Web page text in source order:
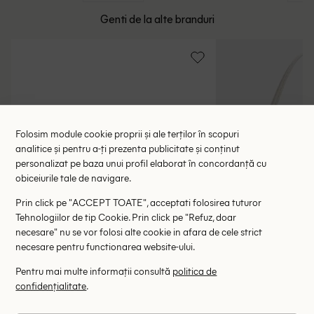
Genti de la alte branduri
Folosim module cookie proprii și ale terților în scopuri
analitice și pentru a-ți prezenta publicitate și conținut
personalizat pe baza unui profil elaborat în concordanță cu
obiceiurile tale de navigare.
Prin click pe "ACCEPT TOATE", acceptati folosirea tuturor
Tehnologiilor de tip Cookie. Prin click pe "Refuz, doar
necesare" nu se vor folosi alte cookie in afara de cele strict
necesare pentru functionarea website-ului.
Pentru mai multe informații consultă politica de
confidențialitate.